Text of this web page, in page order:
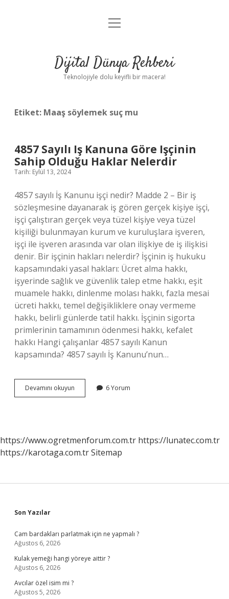
Anasayfa
Yasal Uyarı
menüyü
Dijital Dünya Rehberi
Teknolojiyle dolu keyifli bir macera!
Etiket: Maaş söylemek suç mu
4857 Sayılı Iş Kanuna Göre Işçinin
Sahip Olduğu Haklar Nelerdir
Tarih: Eylül 13, 2024
4857 sayılı İş Kanunu işçi nedir? Madde 2 – Bir iş
sözleşmesine dayanarak iş gören gerçek kişiye işçi,
işçi çalıştıran gerçek veya tüzel kişiye veya tüzel
kişiliği bulunmayan kurum ve kuruluşlara işveren,
işçi ile işveren arasında var olan ilişkiye de iş ilişkisi
denir. Bir işçinin hakları nelerdir? İşçinin iş hukuku
kapsamındaki yasal hakları: Ücret alma hakkı,
işyerinde sağlık ve güvenlik talep etme hakkı, eşit
muamele hakkı, dinlenme molası hakkı, fazla mesai
ücreti hakkı, temel değişikliklere onay vermeme
hakkı, belirli günlerde tatil hakkı. İşçinin sigorta
primlerinin tamamının ödenmesi hakkı, kefalet
hakkı Hangi çalışanlar 4857 sayılı Kanun
kapsamında? 4857 sayılı İş Kanunu’nun…
Devamını okuyun
Sayılı
Sahip
Olduğu
6 Yorum
https://www.ogretmenforum.com.tr https://lunatec.com.tr
https://karotaga.com.trSitemap
Sidebar
Son Yazılar
Cam bardakları parlatmak için ne yapmalı ?
Ağustos 6, 2026
Kulak yemeği hangi yöreye aittir ?
Ağustos 6, 2026
Avcılar özel isim mi ?
Ağustos 5, 2026